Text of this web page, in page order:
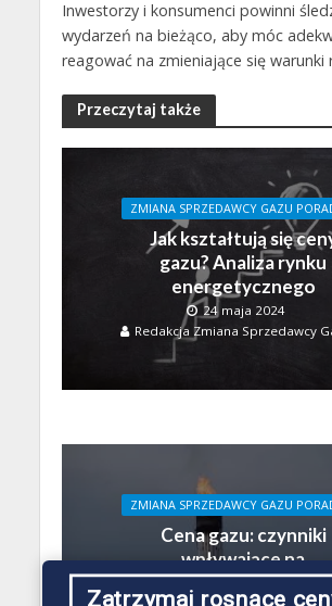
Inwestorzy i konsumenci powinni
wydarzeń na bieżąco, aby móc
reagować na zmieniające się warunki
Przeczytaj także
ZMIANA SPRZEDAWCY GAZU
Jak kształtują się
gazu? Analiza rynku
energetycznego
24 maja 2024
Redakcja Zmiana Sprzedawcy
ZMIANA SPRZEDAWCY GAZU
Cena gazu: czynniki
wpływające na
dynamiczne zmiany
Zatrzymaj rosnące